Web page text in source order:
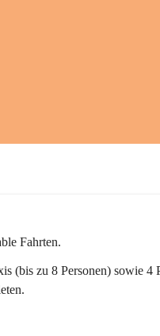
Fahrten.
(bis zu 8 Personen) sowie 4